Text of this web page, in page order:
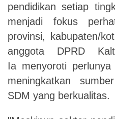
pendidikan setiap
menjadi fokus
provinsi, kabupaten/
anggota DPRD
Ia menyoroti
meningkatkan
SDM yang berkualitas.